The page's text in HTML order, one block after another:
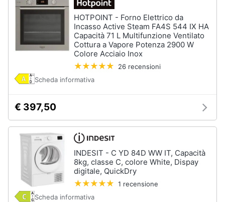
HOTPOINT - Forno Elettrico da
Incasso Active Steam FA4S 544 IX HA
Capacità 71 L Multifunzione Ventilato
Cottura a Vapore Potenza 2900 W
Colore Acciaio Inox
26 recensioni
Scheda informativa
€ 397,50
INDESIT - C YD 84D WW IT, Capacità
8kg, classe C, colore White, Dispay
digitale, QuickDry
1 recensione
Scheda informativa